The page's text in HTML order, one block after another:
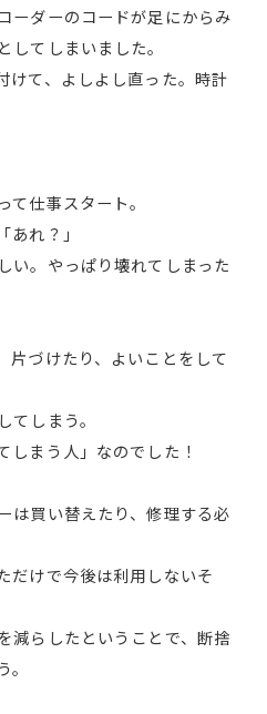
ーダーのコードが足にからみ
てしまいました。
けて、よしよし直った。時計
仕事スタート。
れ？」
い。やっぱり壊れてしまった
片づけたり、よいことをして
しまう。
しまう人」なのでした！
は買い替えたり、修理する必
だけで今後は利用しないそ
減らしたということで、断捨